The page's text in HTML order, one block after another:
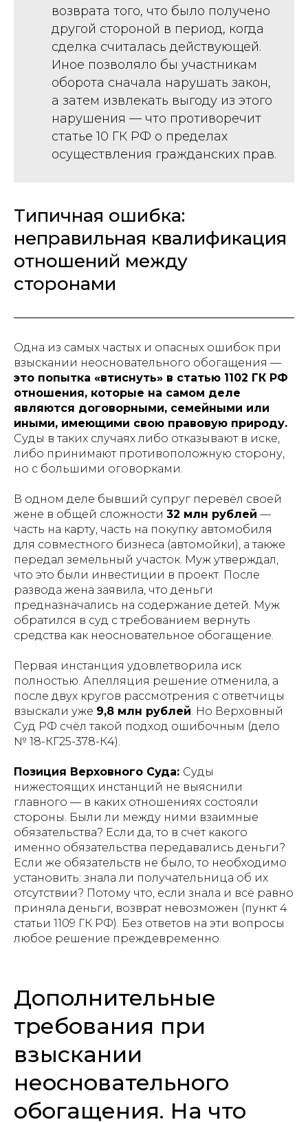
возврата того, что было получено
другой стороной в период, когда
сделка считалась действующей.
Иное позволяло бы участникам
оборота сначала нарушать закон,
а затем извлекать выгоду из этого
нарушения — что противоречит
статье 10 ГК РФ о пределах
осуществления гражданских прав.
Типичная ошибка:
неправильная квалификация
отношений между
сторонами
Одна из самых частых и опасных ошибок при
взыскании неосновательного обогащения —
это попытка «втиснуть» в статью 1102 ГК РФ
отношения, которые на самом деле
являются договорными, семейными или
иными, имеющими свою правовую природу.
Суды в таких случаях либо отказывают в иске,
либо принимают противоположную сторону,
но с большими оговорками.
В одном деле бывший супруг перевёл своей
жене в общей сложности 32 млн рублей —
часть на карту, часть на покупку автомобиля
для совместного бизнеса (автомойки), а также
передал земельный участок. Муж утверждал,
что это были инвестиции в проект. После
развода жена заявила, что деньги
предназначались на содержание детей. Муж
обратился в суд с требованием вернуть
средства как неосновательное обогащение.
Первая инстанция удовлетворила иск
полностью. Апелляция решение отменила, а
после двух кругов рассмотрения с ответчицы
взыскали уже 9,8 млн рублей. Но Верховный
Суд РФ счёл такой подход ошибочным (дело
№ 18-КГ25-378-К4).
Позиция Верховного Суда: Суды
нижестоящих инстанций не выяснили
главного — в каких отношениях состояли
стороны. Были ли между ними взаимные
обязательства? Если да, то в счёт какого
именно обязательства передавались деньги?
Если же обязательств не было, то необходимо
установить: знала ли получательница об их
отсутствии? Потому что, если знала и всё равно
приняла деньги, возврат невозможен (пункт 4
статьи 1109 ГК РФ). Без ответов на эти вопросы
любое решение преждевременно.
Дополнительные
требования при
взыскании
неосновательного
обогащения. На что